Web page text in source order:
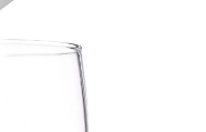
с
рыбы.